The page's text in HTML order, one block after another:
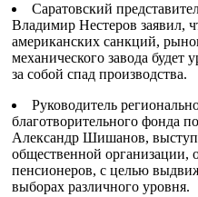
Cаратовский
Владимир Нестеров заявил,
американских санкций,
механического завода будет
за собой спад производства.
Руководитель
благотворительного фонда
Александр Шишанов,
общественной организации,
пенсионеров, с целью
выборах различного уровня.